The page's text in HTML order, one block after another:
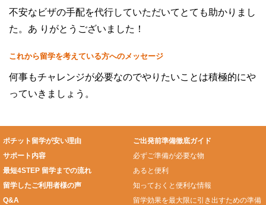
不安なビザの手配を代行していただいてとても助かりまし
た。あ りがとうございました！
これから留学を考えている方へのメッセージ
何事もチャレンジが必要なのでやりたいことは積極的にや
っていきましょう。
ポチット留学が安い理由
サポート内容
最短4STEP 留学までの流れ
留学したご利用者様の声
Q&A
ご出発前準備徹底ガイド
必ずご準備が必要な物
あると便利
知っておくと便利な情報
留学効果を最大限に引き出すための準備